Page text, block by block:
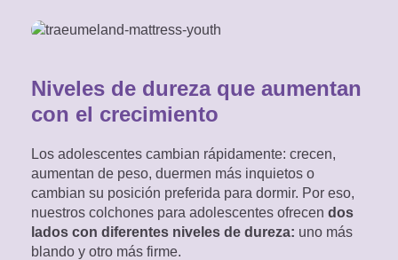
Abra el colchón lo antes posible
completamente después de
desembalarlo. Por regla general, el
definitiva en unos días.
Niveles de dureza que aumentan
con el crecimiento
Los adolescentes cambian rápidamente: crecen,
aumentan de peso, duermen más inquietos o
cambian su posición preferida para dormir. Por eso,
nuestros colchones para adolescentes ofrecen dos
lados con diferentes niveles de dureza: uno más
blando y otro más firme.